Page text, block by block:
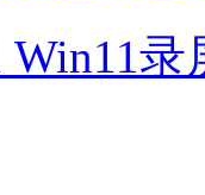
Win11录